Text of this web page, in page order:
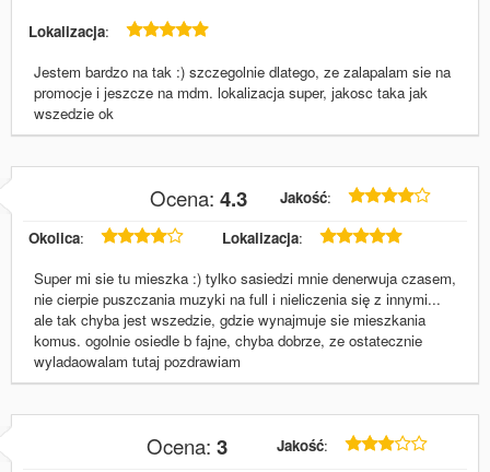
Lokalizacja:
Jestem bardzo na tak :) szczegolnie dlatego, ze zalapalam sie na
promocje i jeszcze na mdm. lokalizacja super, jakosc taka jak
wszedzie ok
Ocena: 4.3 Jakość:
Okolica: Lokalizacja:
Super mi sie tu mieszka :) tylko sasiedzi mnie denerwuja czasem,
nie cierpie puszczania muzyki na full i nieliczenia się z innymi...
ale tak chyba jest wszedzie, gdzie wynajmuje sie mieszkania
komus. ogolnie osiedle b fajne, chyba dobrze, ze ostatecznie
wyladaowalam tutaj pozdrawiam
Ocena: 3 Jakość: